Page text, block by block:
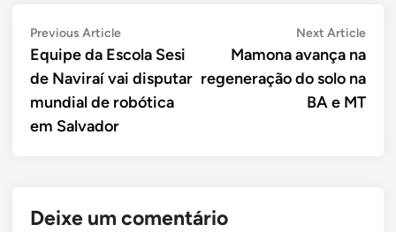
Navegação
de
Post
Previous ArticlePrevious
article:
Equipe da Escola Sesi
de Naviraí vai disputar
mundial de robótica
em Salvador
Next ArticleNext
Mamona avança na
regeneração do solo na
BA e MT
Deixe um comentário